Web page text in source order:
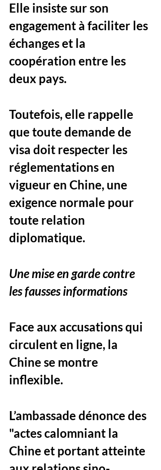
Elle insiste sur son
engagement à faciliter les
échanges et la
coopération entre les
deux pays.
Toutefois, elle rappelle
que toute demande de
visa doit respecter les
réglementations en
vigueur en Chine, une
exigence normale pour
toute relation
diplomatique.
Une mise en garde contre
les fausses informations
Face aux accusations qui
circulent en ligne, la
Chine se montre
inflexible.
L’ambassade dénonce des
"actes calomniant la
Chine et portant atteinte